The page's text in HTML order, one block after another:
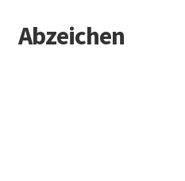
Zur
Navigation
Zum
Inhalt
Abzeichen